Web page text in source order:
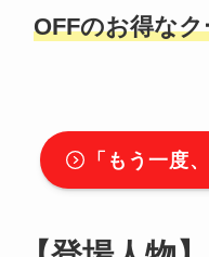
OFFのお得な
「 もう一度